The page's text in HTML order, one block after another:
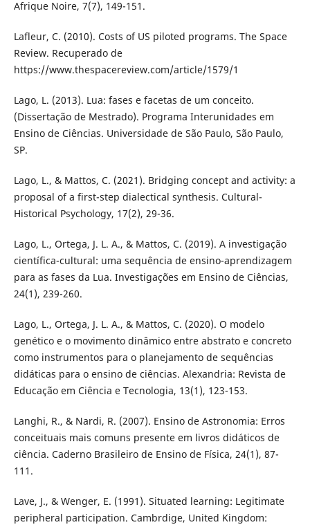
Afrique Noire, 7(7), 149-151.
Lafleur, C. (2010). Costs of US piloted programs. The Space
Review. Recuperado de
https://www.thespacereview.com/article/1579/1
Lago, L. (2013). Lua: fases e facetas de um conceito.
(Dissertação de Mestrado). Programa Interunidades em
Ensino de Ciências. Universidade de São Paulo, São Paulo,
SP.
Lago, L., & Mattos, C. (2021). Bridging concept and activity: a
proposal of a first-step dialectical synthesis. Cultural-
Historical Psychology, 17(2), 29-36.
Lago, L., Ortega, J. L. A., & Mattos, C. (2019). A investigação
científica-cultural: uma sequência de ensino-aprendizagem
para as fases da Lua. Investigações em Ensino de Ciências,
24(1), 239-260.
Lago, L., Ortega, J. L. A., & Mattos, C. (2020). O modelo
genético e o movimento dinâmico entre abstrato e concreto
como instrumentos para o planejamento de sequências
didáticas para o ensino de ciências. Alexandria: Revista de
Educação em Ciência e Tecnologia, 13(1), 123-153.
Langhi, R., & Nardi, R. (2007). Ensino de Astronomia: Erros
conceituais mais comuns presente em livros didáticos de
ciência. Caderno Brasileiro de Ensino de Física, 24(1), 87-
111.
Lave, J., & Wenger, E. (1991). Situated learning: Legitimate
peripheral participation. Cambrdige, United Kingdom: